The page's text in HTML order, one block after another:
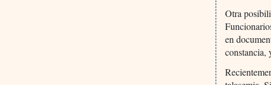
Otra
en
constancia,